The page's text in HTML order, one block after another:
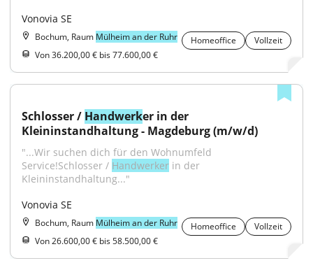
Vonovia SE
Bochum, Raum Mülheim an der Ruhr Homeoffice
Vollzeit
Von 36.200,00 € bis 77.600,00 €
Schlosser / Handwerker in der
Kleininstandhaltung - Magdeburg (m/w/d)
"...Wir suchen dich für den Wohnumfeld
Service!Schlosser / Handwerker in der
Kleininstandhaltung..."
Vonovia SE
Bochum, Raum Mülheim an der Ruhr Homeoffice
Vollzeit
Von 26.600,00 € bis 58.500,00 €